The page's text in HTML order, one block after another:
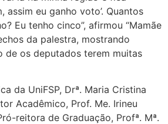
assim eu ganho voto’. Quantos
Eu tenho cinco”, afirmou “Mamãe
da palestra, mostrando
de os deputados terem muitas
da UniFSP, Drª. Maria Cristina
Acadêmico, Prof. Me. Irineu
reitora de Graduação, Profª. Mª.